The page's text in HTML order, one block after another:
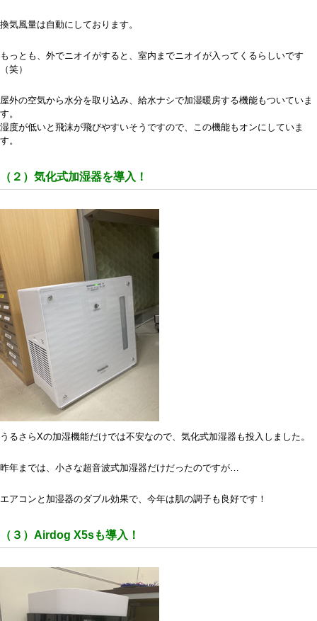
換気風量は自動にしております。
もっとも、外でニオイがすると、室内までニオイが入ってくるらしいです
（笑）
屋外の空気から水分を取り込み、給水ナシで加湿暖房する機能もついていま
す。
湿度が低いと飛沫が飛びやすいそうですので、この機能もオンにしていま
す。
（２）気化式加湿器を導入！
うるさらXの加湿機能だけでは不安なので、気化式加湿器も投入しました。
昨年までは、小さな超音波式加湿器だけだったのですが…
エアコンと加湿器のダブル効果で、今年は肌の調子も良好です！
（３）Airdog X5sも導入！